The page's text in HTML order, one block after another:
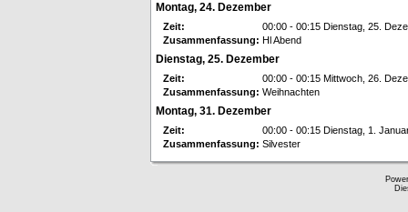
Montag, 24. Dezember
Zeit:
00:00 - 00:15 Dienstag, 25.
Zusammenfassung: Hl Abend
Dienstag, 25. Dezember
Zeit:
00:00 - 00:15 Mittwoch, 26.
Zusammenfassung: Weihnachten
Montag, 31. Dezember
Zeit:
00:00 - 00:15 Dienstag, 1.
Zusammenfassung: Silvester